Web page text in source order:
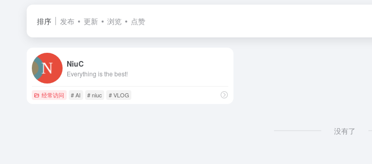
排序 发布 更新 浏览 点赞
NiuC
Everything is the best!
经常访问 # AI # niuc # VLOG
没有了